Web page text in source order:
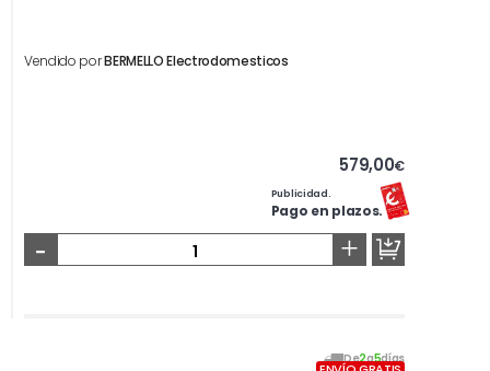
Vendido porBERMELLO Electrodomesticos
579,00€
Publicidad.
Pago en plazos.
- +
De2a5días